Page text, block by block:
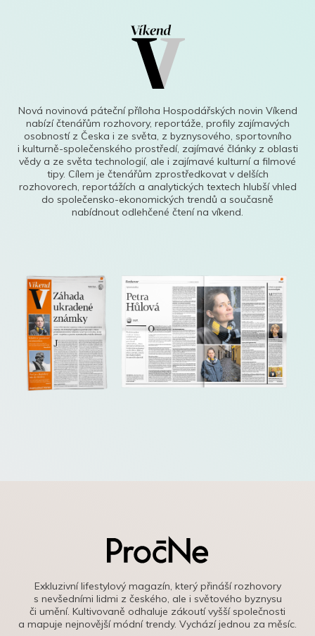
Nová novinová páteční příloha Hospodářských novin Víkend
nabízí čtenářům rozhovory, reportáže, profily zajímavých
osobností z Česka i ze světa, z byznysového, sportovního
i kulturně-společenského prostředí, zajímavé články z oblasti
vědy a ze světa technologií, ale i zajímavé kulturní a filmové
tipy. Cílem je čtenářům zprostředkovat v delších
rozhovorech, reportážích a analytických textech hlubší vhled
do společensko-ekonomických trendů a současně
nabídnout odlehčené čtení na víkend.
Exkluzivní lifestylový magazín, který přináší rozhovory
s nevšedními lidmi z českého, ale i světového byznysu
či umění. Kultivovaně odhaluje zákoutí vyšší společnosti
a mapuje nejnovější módní trendy. Vychází jednou za měsíc.